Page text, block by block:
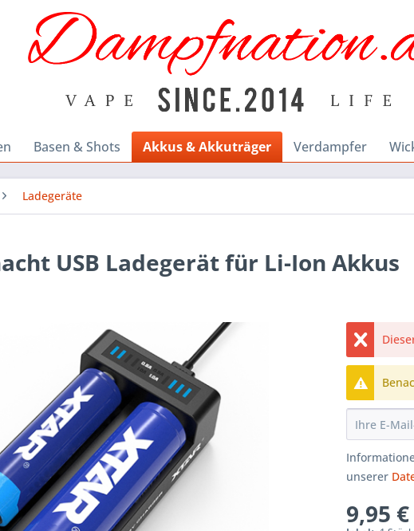
Basen & Shots Akkus & Akkuträger Verdampfer
Ladegeräte
USB Ladegerät für Li-Ion Akkus
unserer
9,95